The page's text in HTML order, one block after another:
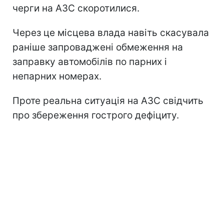
черги на АЗС скоротилися.
Через це місцева влада навіть скасувала
раніше запроваджені обмеження на
заправку автомобілів по парних і
непарних номерах.
Проте реальна ситуація на АЗС свідчить
про збереження гострого дефіциту.